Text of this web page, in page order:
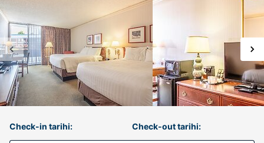
Check-in tarihi: Check-out tarihi: